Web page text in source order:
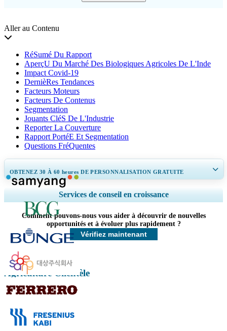
Aller au Contenu
RéSumé Du Rapport
AperçU Du Marché Des Biologiques Agricoles De L'Inde
Impact Covid-19
DernièRes Tendances
Facteurs Moteurs
Facteurs De Contenus
Segmentation
Jouants CléS De L'Industrie
Reporter La Couverture
Rapport PortéE Et Segmentation
Questions FréQuentes
OBTENEZ 30 À 60heures DE PERSONNALISATION GRATUITE
Ampliar a cobertura regional e por país, Análise de segmentos, Perfis de
empresas, Benchmarking competitivo, e insights sobre o usuário final.
Personnaliser maintenant
Services de conseil en croissance
Comment pouvons-nous vous aider à découvrir de nouvelles
opportunités et à évoluer plus rapidement ?
Vérifiez maintenant
Agriculture Clientèle
Rapports associés